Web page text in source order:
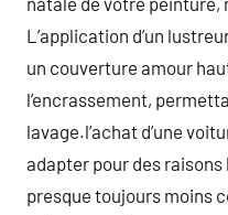
L’application d’un
un couverture amour
l’encrassement,
lavage.l’achat d’une
adapter pour des
presque toujours moins